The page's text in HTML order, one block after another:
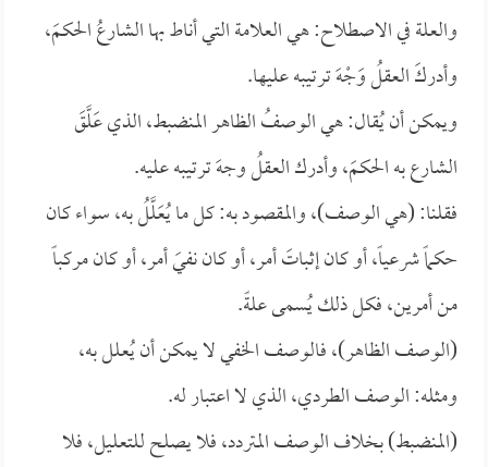
والعلة في الاصطلاح: هي العلامة التي أناط بها الشارعُ الحكمَ،
وأدركَ العقلُ وَجْهَ ترتيبه عليها.
ويمكن أن يُقال: هي الوصفُ الظاهر المنضبط، الذي عَلَّقَ
الشارع به الحكمَ، وأدرك العقلُ وجهَ ترتيبه عليه.
فقلنا: (هي الوصف)، والمقصود به: كل ما يُعَلَّلُ به، سواء كان
حكماً شرعياً، أو كان إثباتَ أمر، أو كان نفيَ أمر، أو كان مركباً
من أمرين، فكل ذلك يُسمى علةً.
(الوصف الظاهر)، فالوصف الخفي لا يمكن أن يُعلل به،
ومثله: الوصف الطردي، الذي لا اعتبار له.
(المنضبط) بخلاف الوصف المتردد، فلا يصلح للتعليل، فلا